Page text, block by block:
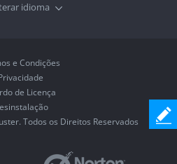
idioma
e Condições
de Licença
Todos os Direitos Reservados